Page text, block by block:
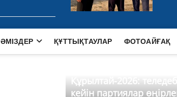
ҚҰТТЫҚТАУЛАР ФОТОАЙҒАҚ
Құрылтай-2026:
кейін партиялар